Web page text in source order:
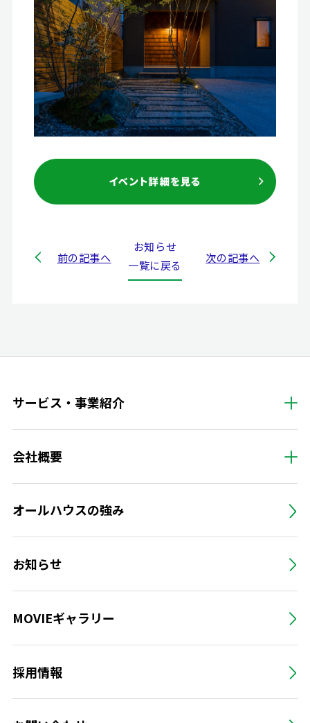
前の記事へ
お知らせ
一覧に戻る
次の記事へ
サービス・事業紹介
会社概要
オールハウスの強み
お知らせ
MOVIEギャラリー
採用情報